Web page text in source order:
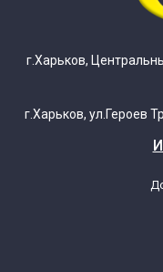
Samsung
Samsung
Samsung
Samsung
Samsung
г.Харьков,
г.Харьков, ул.Героев